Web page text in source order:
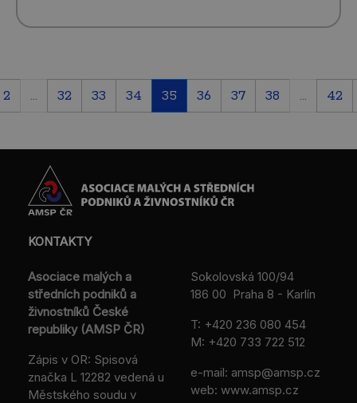
2 ... 32 33 34 35 36 37 38 ... 42
KONTAKTY
Asociace malých a
středních podniků a
živnostníků České
republiky (AMSP ČR)
Zápis v OR: Spisová
značka L 12282 vedená u
Městského soudu v
Sokolovská 100/94
186 00 Praha 8 - Karlín
T: +420 236 080 454
M: +420 733 722 512
e-mail: amsp@amsp.cz
web: www.amsp.cz